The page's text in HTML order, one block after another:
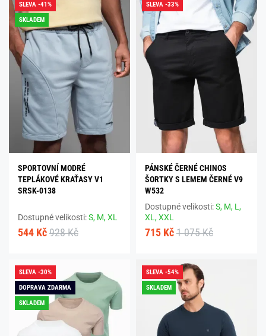
SLEVA -41%
SKLADEM
SPORTOVNÍ MODRÉ
TEPLÁKOVÉ KRAŤASY V1
SRSK-0138
Dostupné velikosti:S, M,XL
544 Kč 928 Kč
SLEVA -33%
PÁNSKÉ ČERNÉ CHINOS
ŠORTKY S LEMEM ČERNÉ V9
W532
Dostupné velikosti:S, M, L,
XL,XXL
715 Kč 1 075 Kč
SLEVA -30%
DOPRAVA ZDARMA
SKLADEM
SLEVA -54%
SKLADEM